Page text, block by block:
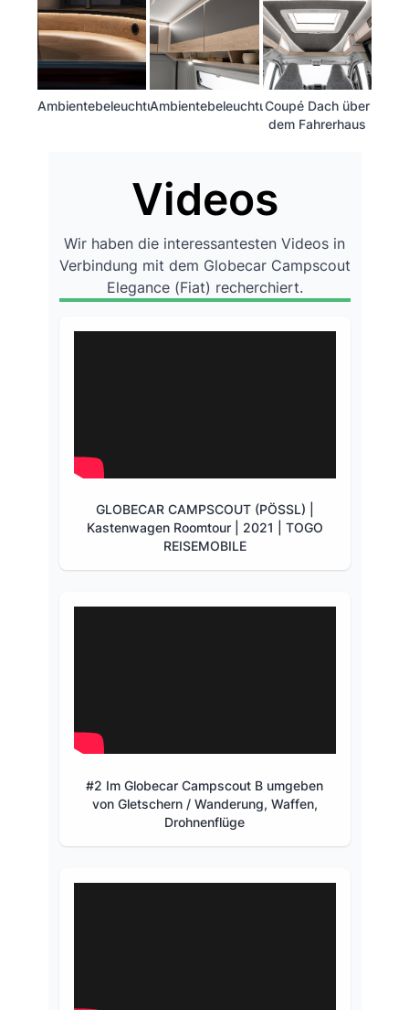
AmbientebeleuchtungAmbientebeleuchtungCoupé Dach über
dem Fahrerhaus
Videos
Wir haben die interessantesten Videos in
Verbindung mit dem Globecar Campscout
Elegance (Fiat) recherchiert.
GLOBECAR CAMPSCOUT (PÖSSL) |
Kastenwagen Roomtour | 2021 | TOGO
REISEMOBILE
#2 Im Globecar Campscout B umgeben
von Gletschern / Wanderung, Waffen,
Drohnenflüge